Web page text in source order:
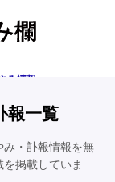
み情報
報一覧
み・訃報情報を無
掲載していま